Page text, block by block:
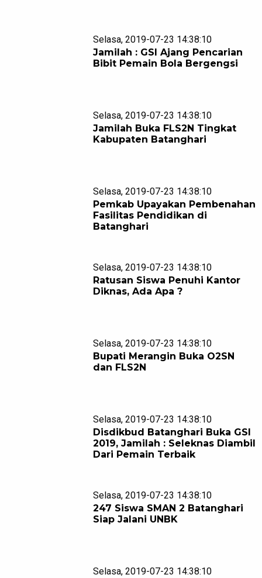
Selasa, 2019-07-23 14:38:10
Jamilah : GSI Ajang Pencarian
Bibit Pemain Bola Bergengsi
Selasa, 2019-07-23 14:38:10
Jamilah Buka FLS2N Tingkat
Kabupaten Batanghari
Selasa, 2019-07-23 14:38:10
Pemkab Upayakan Pembenahan
Fasilitas Pendidikan di
Batanghari
Selasa, 2019-07-23 14:38:10
Ratusan Siswa Penuhi Kantor
Diknas, Ada Apa ?
Selasa, 2019-07-23 14:38:10
Bupati Merangin Buka O2SN
dan FLS2N
Selasa, 2019-07-23 14:38:10
Disdikbud Batanghari Buka GSI
2019, Jamilah : Seleknas Diambil
Dari Pemain Terbaik
Selasa, 2019-07-23 14:38:10
247 Siswa SMAN 2 Batanghari
Siap Jalani UNBK
Selasa, 2019-07-23 14:38:10